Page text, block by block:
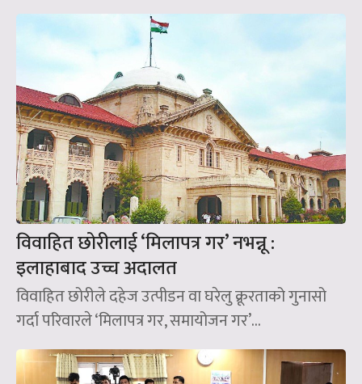
विवाहित छोरीलाई ‘मिलापत्र गर’ नभन्नू :
इलाहाबाद उच्च अदालत
विवाहित छोरीले दहेज उत्पीडन वा घरेलु क्रूरताको गुनासो
गर्दा परिवारले ‘मिलापत्र गर, समायोजन गर’...